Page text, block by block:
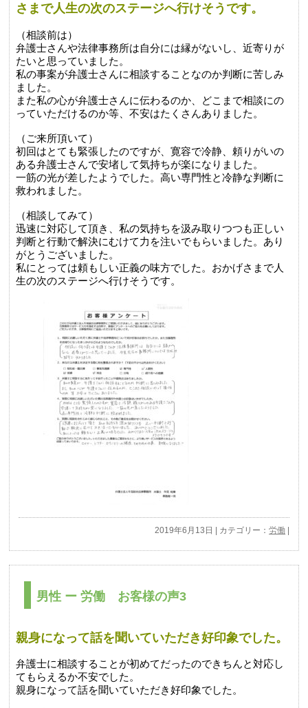
さまで人生の次のステージへ行けそうです。
（相談前は）
弁護士さんや法律事務所は自分には縁がないし、近寄りが
たいと思っていました。
私の事案が弁護士さんに相談することなのか判断に苦しみ
ました。
また私の心が弁護士さんに伝わるのか、どこまで相談にの
っていただけるのか等、不安はたくさんありました。
（ご来所頂いて）
初回はとても緊張したのですが、寛容で冷静、頼りがいの
ある弁護士さんで安堵して気持ちが楽になりました。
一筋の光が差したようでした。高い専門性と冷静な判断に
救われました。
（相談してみて）
迅速に対応して頂き、私の気持ちを汲み取りつつも正しい
判断と行動で解決にむけて力を注いでもらいました。あり
がとうございました。
私にとっては頼もしい正義の味方でした。おかげさまで人
生の次のステージへ行けそうです。
2019年6月13日 | カテゴリー：労働 |
男性 ー 労働 お客様の声3
親身になって話を聞いていただき好印象でした。
弁護士に相談することが初めてだったのできちんと対応し
てもらえるか不安でした。
親身になって話を聞いていただき好印象でした。